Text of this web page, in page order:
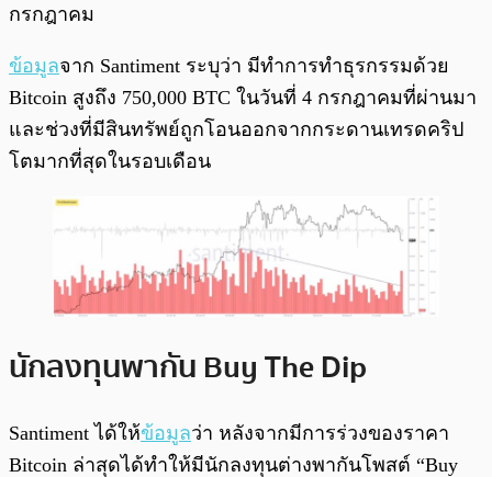
กรกฎาคม
ข้อมูลจาก Santiment ระบุว่า มีทำการทำธุรกรรมด้วย
Bitcoin สูงถึง 750,000 BTC ในวันที่ 4 กรกฎาคมที่ผ่านมา
และช่วงที่มีสินทรัพย์ถูกโอนออกจากกระดานเทรดคริป
โตมากที่สุดในรอบเดือน
นักลงทุนพากัน Buy The Dip
Santiment ได้ให้ข้อมูลว่า หลังจากมีการร่วงของราคา
Bitcoin ล่าสุดได้ทำให้มีนักลงทุนต่างพากันโพสต์ “Buy